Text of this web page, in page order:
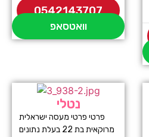
0542143707
וואטסאפ
נטלי
פרטי פרטי מעסה ישראלית
מרוקאית בת 22 בעלת נתונים